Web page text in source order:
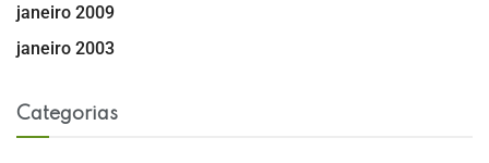
janeiro 2009
janeiro 2003
Categorias